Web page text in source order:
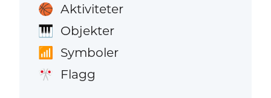
🏀 Aktiviteter
🎹 Objekter
📶 Symboler
🎌 Flagg